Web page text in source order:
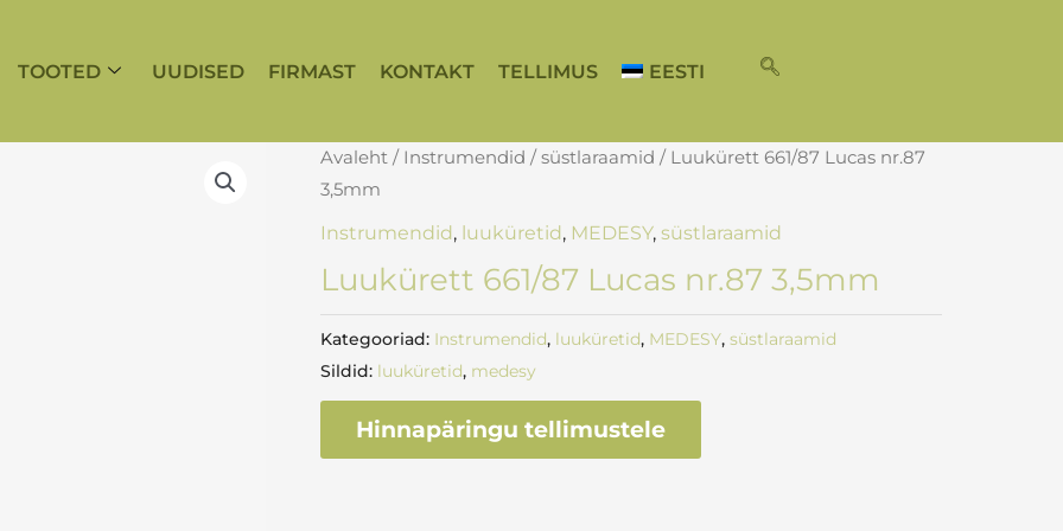
TOOTED UUDISED FIRMAST KONTAKT TELLIMUS EESTI
Avaleht/ Instrumendid / süstlaraamid / Luukürett 661/87 Lucas nr.87
3,5mm
Instrumendid, luuküretid, MEDESY, süstlaraamid
Luukürett 661/87 Lucas nr.87 3,5mm
Kategooriad: Instrumendid, luuküretid, MEDESY, süstlaraamid
Sildid: luuküretid, medesy
Hinnapäringu tellimustele